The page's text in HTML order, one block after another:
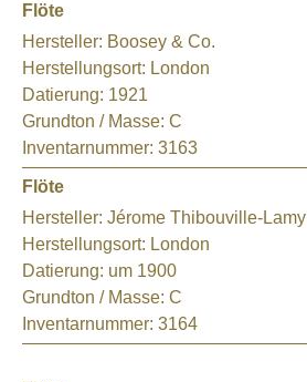
Flöte
Hersteller: Boosey & Co.
Herstellungsort: London
Datierung: 1921
Grundton / Masse: C
Inventarnummer: 3163
Flöte
Hersteller: Jérome Thibouville-Lamy
Herstellungsort: London
Datierung: um 1900
Grundton / Masse: C
Inventarnummer: 3164